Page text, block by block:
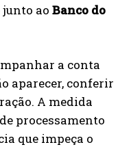
ao Banco do
a conta
aparecer, conferir
A medida
processamento
que impeça o